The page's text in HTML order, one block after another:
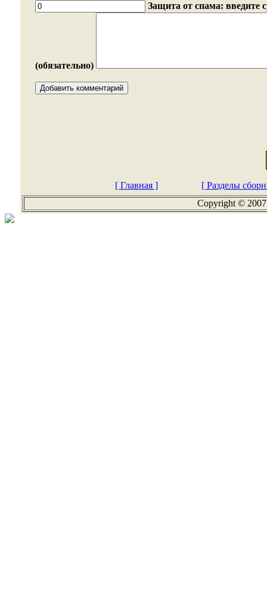
Защита от спама: введите
(обязательно)
[ Главная ]
[ Разделы
Copyright ©